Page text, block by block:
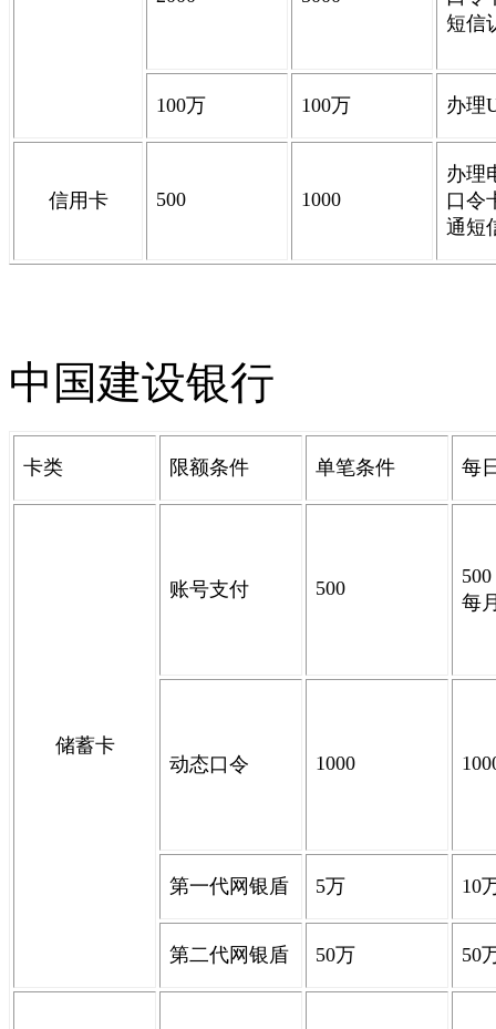
短信
100万 100万 办理
信用卡 500 1000
办理
口令
通短
中国建设银行
卡类 限额条件 单笔条件 每
储蓄卡
账号支付 500
500
每
动态口令 1000
第一代网银盾 5万 10
第二代网银盾 50万 50